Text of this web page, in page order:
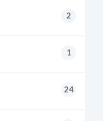
2
1
24